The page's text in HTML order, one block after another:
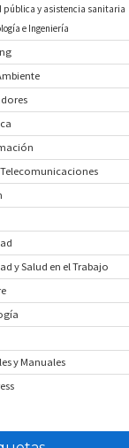
pública y asistencia sanitaria
e Ingeniería
Telecomunicaciones
y Salud en el Trabajo
y Manuales